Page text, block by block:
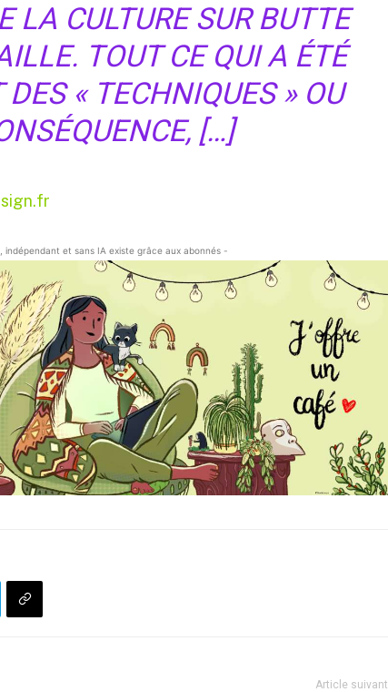
LA CULTURE SUR BUTTE
TOUT CE QUI A ÉTÉ
« TECHNIQUES » OU
[…]
et sans IA existe grâce aux abonnés -
Article suivant